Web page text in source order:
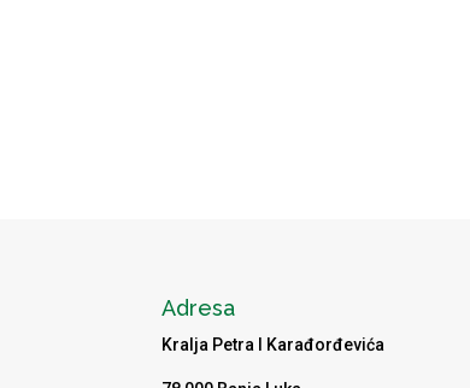
Adresa
Kralja Petra I Karađorđevića